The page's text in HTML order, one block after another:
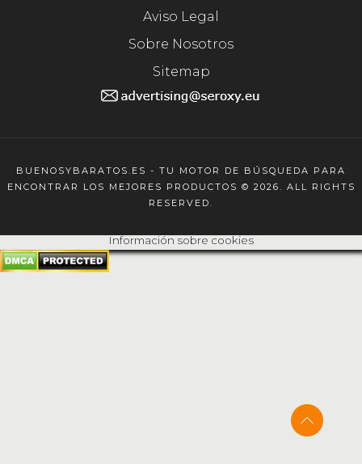
Aviso Legal
Sobre Nosotros
Sitemap
BUENOSYBARATOS.ES - TU MOTOR DE BÚSQUEDA PARA
ENCONTRAR LOS MEJORES PRODUCTOS © 2026. ALL RIGHTS
RESERVED.
Información sobre cookies